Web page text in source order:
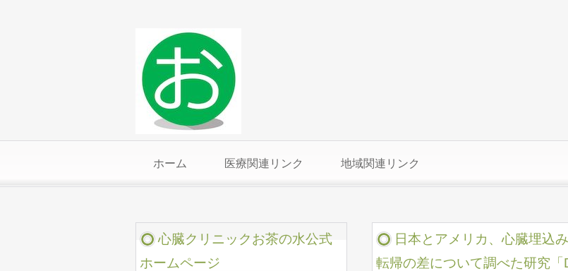
ホーム 医療関連リンク 地域関連リンク
日本とアメリカ、心臓埋込
転帰の差について調べた研究
心臓クリニックお茶の水公式
ホームページ